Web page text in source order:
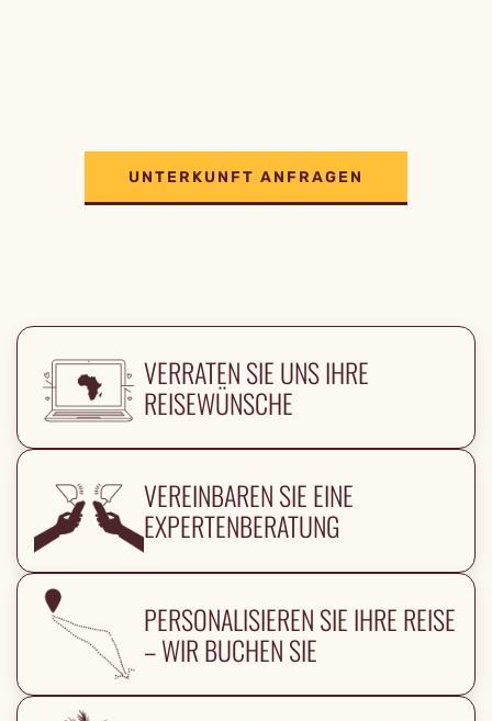
UNTERKUNFT ANFRAGEN
VERRATEN SIE UNS IHRE
REISEWÜNSCHE
VEREINBAREN SIE EINE
EXPERTENBERATUNG
PERSONALISIEREN SIE IHRE REISE
– WIR BUCHEN SIE